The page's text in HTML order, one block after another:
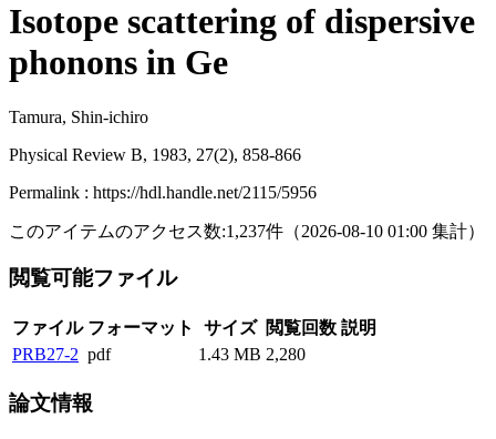
Isotope scattering of dispersive
phonons in Ge
Tamura, Shin-ichiro
Physical Review B, 1983, 27(2), 858-866
Permalink : https://hdl.handle.net/2115/5956
このアイテムのアクセス数:1,237件 （2026-08-10 01:00 集計）
閲覧可能ファイル
ファイル フォーマット サイズ 閲覧回数 説明
PRB27-2 pdf 1.43 MB 2,280
論文情報